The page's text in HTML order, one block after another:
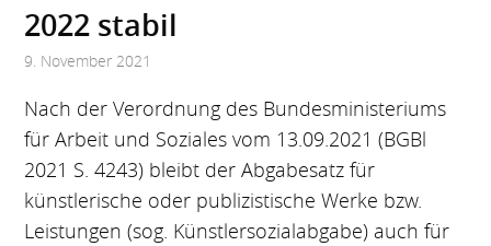
2022 stabil
9. November 2021
Nach der Verordnung des Bundesministeriums
für Arbeit und Soziales vom 13.09.2021 (BGBl
2021 S. 4243) bleibt der Abgabesatz für
künstlerische oder publizistische Werke bzw.
Leistungen (sog. Künstlersozialabgabe) auch für